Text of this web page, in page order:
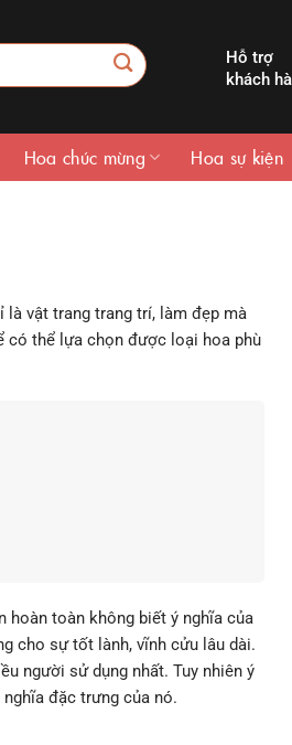
Hỗ trợ
khách
Hoa chúc mừng Hoa sự kiện
là vật trang trang trí, làm đẹp mà
có thể lựa chọn được loại hoa phù
hoàn toàn không biết ý nghĩa của
cho sự tốt lành, vĩnh cửu lâu dài.
người sử dụng nhất. Tuy nhiên ý
đặc trưng của nó.